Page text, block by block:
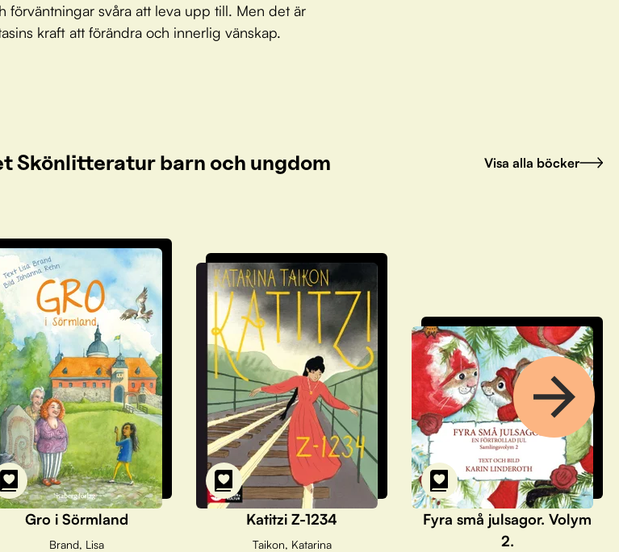
förväntningar svåra att leva upp till. Men det är
kraft att förändra och innerlig vänskap.
Skönlitteratur barn och ungdom Visa alla böcker
Gro i Sörmland
Brand, Lisa
Katitzi Z-1234
Taikon, Katarina
Fyra små julsagor. Volym
2.